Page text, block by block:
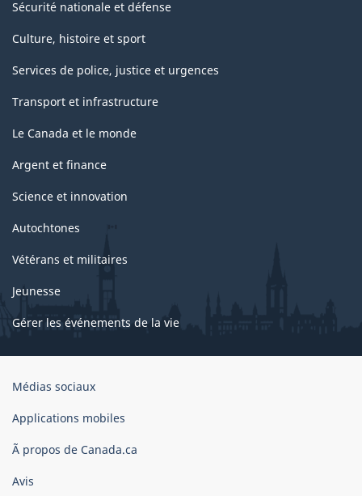
Sécurité nationale et défense
Culture, histoire et sport
Services de police, justice et urgences
Transport et infrastructure
Le Canada et le monde
Argent et finance
Science et innovation
Autochtones
Vétérans et militaires
Jeunesse
Gérer les événements de la vie
Organisation
gouvernement
Canada
Médias sociaux
Applications mobiles
Ã propos de Canada.ca
Avis